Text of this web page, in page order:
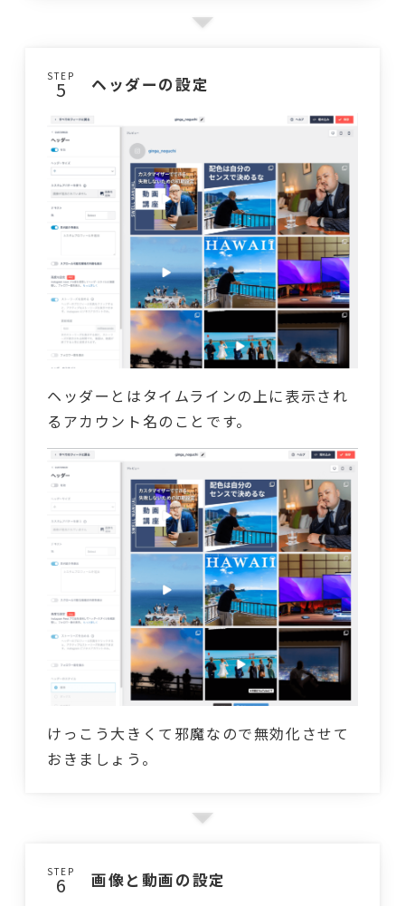
STEP ヘッダーの設定
ヘッダーとはタイムラインの上に表示され
るアカウント名のことです。
けっこう大きくて邪魔なので無効化させて
おきましょう。
STEP 画像と動画の設定